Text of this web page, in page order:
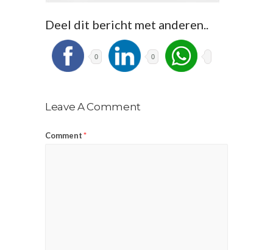
Deel dit bericht met anderen..
0 0
Leave A Comment
Comment*